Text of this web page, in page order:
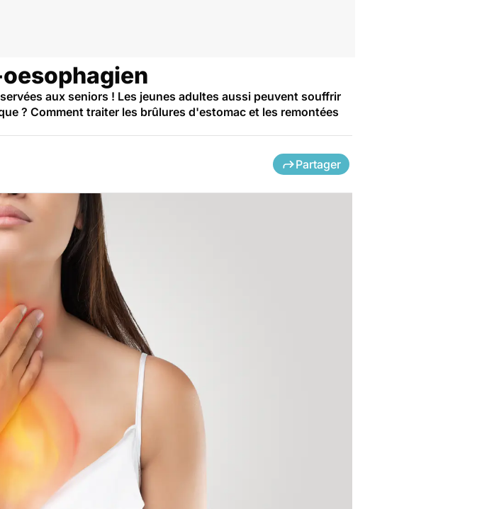
aux seniors ! Les jeunes adultes aussi peuvent souffrir
? Comment traiter les brûlures d'estomac et les remontées
Partager